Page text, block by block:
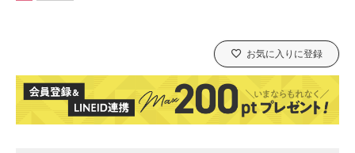
お気に入りに登録